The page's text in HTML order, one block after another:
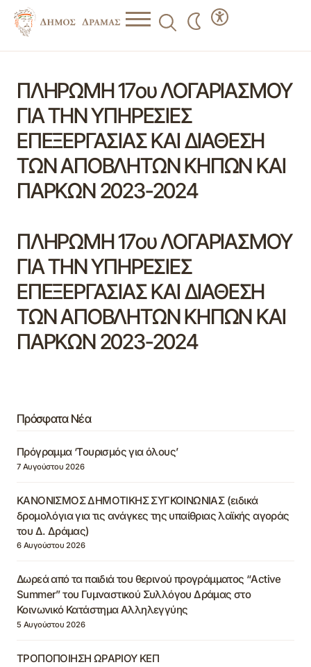
ΠΛΗΡΩΜΗ 17ου ΛΟΓΑΡΙΑΣΜΟΥ
ΓΙΑ ΤΗΝ ΥΠΗΡΕΣΙΕΣ
ΕΠΕΞΕΡΓΑΣΙΑΣ ΚΑΙ ΔΙΑΘΕΣΗ
ΤΩΝ ΑΠΟΒΛΗΤΩΝ ΚΗΠΩΝ ΚΑΙ
ΠΑΡΚΩΝ 2023-2024
ΠΛΗΡΩΜΗ 17ου ΛΟΓΑΡΙΑΣΜΟΥ
ΓΙΑ ΤΗΝ ΥΠΗΡΕΣΙΕΣ
ΕΠΕΞΕΡΓΑΣΙΑΣ ΚΑΙ ΔΙΑΘΕΣΗ
ΤΩΝ ΑΠΟΒΛΗΤΩΝ ΚΗΠΩΝ ΚΑΙ
ΠΑΡΚΩΝ 2023-2024
Πρόσφατα Νέα
Πρόγραμμα ‘Τουρισμός για όλους’
7 Αυγούστου 2026
ΚΑΝΟΝΙΣΜΟΣ ΔΗΜΟΤΙΚΗΣ ΣΥΓΚΟΙΝΩΝΙΑΣ (ειδικά
δρομολόγια για τις ανάγκες της υπαίθριας λαϊκής αγοράς
του Δ. Δράμας)
6 Αυγούστου 2026
Δωρεά από τα παιδιά του θερινού προγράμματος “Active
Summer” του Γυμναστικού Συλλόγου Δράμας στο
Κοινωνικό Κατάστημα Αλληλεγγύης
5 Αυγούστου 2026
ΤΡΟΠΟΠΟΙΗΣΗ ΩΡΑΡΙΟΥ ΚΕΠ